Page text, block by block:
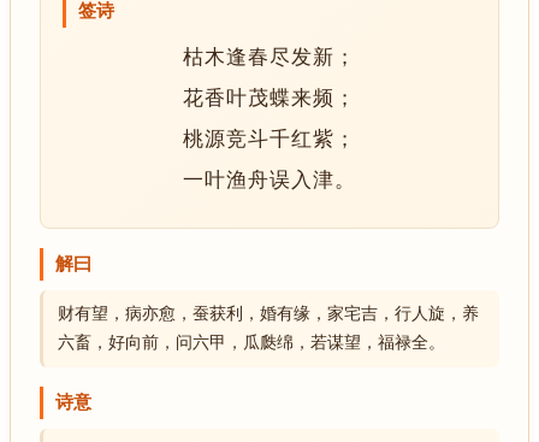
签诗
枯木逢春尽发新；
花香叶茂蝶来频；
桃源竞斗千红紫；
一叶渔舟误入津。
解曰
财有望，病亦愈，蚕获利，婚有缘，家宅吉，行人旋，养
六畜，好向前，问六甲，瓜瓞绵，若谋望，福禄全。
诗意